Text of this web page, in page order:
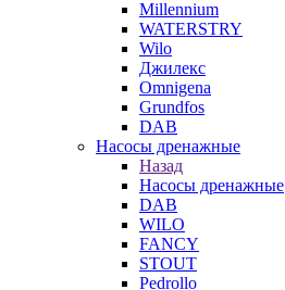
Millennium
WATERSTRY
Wilo
Джилекс
Omnigena
Grundfos
DAB
Насосы дренажные
Назад
Насосы дренажные
DAB
WILO
FANCY
STOUT
Pedrollo